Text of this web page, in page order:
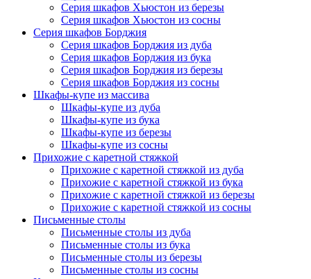
Серия шкафов Хьюстон из березы
Серия шкафов Хьюстон из сосны
Серия шкафов Борджия
Серия шкафов Борджия из дуба
Серия шкафов Борджия из бука
Серия шкафов Борджия из березы
Серия шкафов Борджия из сосны
Шкафы-купе из массива
Шкафы-купе из дуба
Шкафы-купе из бука
Шкафы-купе из березы
Шкафы-купе из сосны
Прихожие с каретной стяжкой
Прихожие с каретной стяжкой из дуба
Прихожие с каретной стяжкой из бука
Прихожие с каретной стяжкой из березы
Прихожие с каретной стяжкой из сосны
Письменные столы
Письменные столы из дуба
Письменные столы из бука
Письменные столы из березы
Письменные столы из сосны